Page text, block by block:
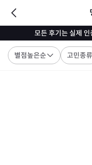
모든 후기는 실제
별점높은순 고민종류